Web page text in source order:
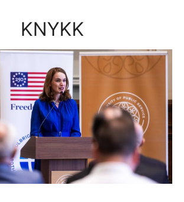
KNYKK